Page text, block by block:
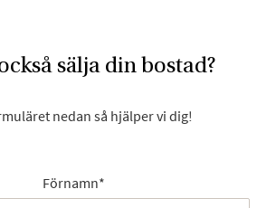
sälja din bostad?
nedan så hjälper vi dig!
Förnamn*